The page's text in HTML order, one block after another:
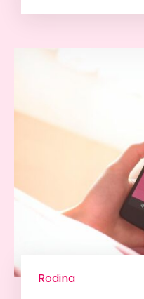
Rodina